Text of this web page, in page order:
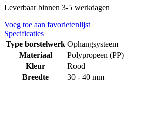
Leverbaar binnen 3-5 werkdagen
Voeg toe aan favorietenlijst
Specificaties
Type borstelwerk Ophangsysteem
Materiaal
Polypropeen (PP)
Kleur
Rood
Breedte
30 - 40 mm